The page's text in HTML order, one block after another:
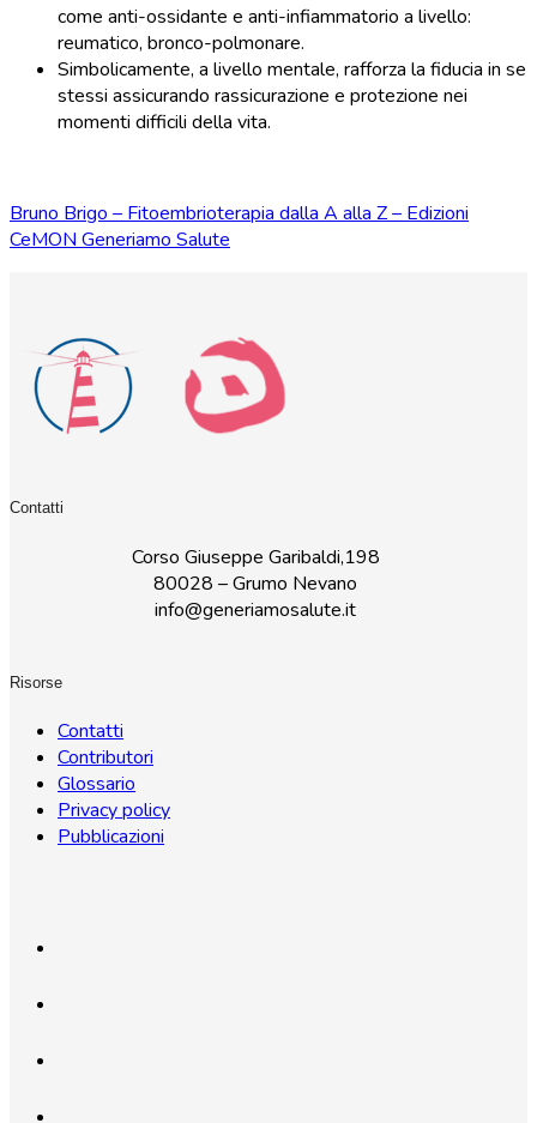
come anti-ossidante e anti-infiammatorio a livello:
reumatico, bronco-polmonare.
Simbolicamente, a livello mentale, rafforza la fiducia in se
stessi assicurando rassicurazione e protezione nei
momenti difficili della vita.
Bruno Brigo – Fitoembrioterapia dalla A alla Z – Edizioni
CeMON Generiamo Salute
Contatti
Corso Giuseppe Garibaldi,198
80028 – Grumo Nevano
info@generiamosalute.it
Risorse
Contatti
Contributori
Glossario
Privacy policy
Pubblicazioni